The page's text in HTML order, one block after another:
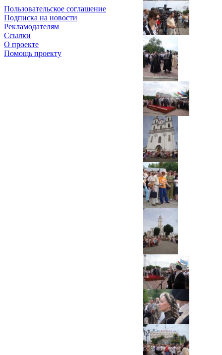
Пользовательское соглашение
Подписка на новости
Рекламодателям
Ссылки
О проекте
Помощь проекту